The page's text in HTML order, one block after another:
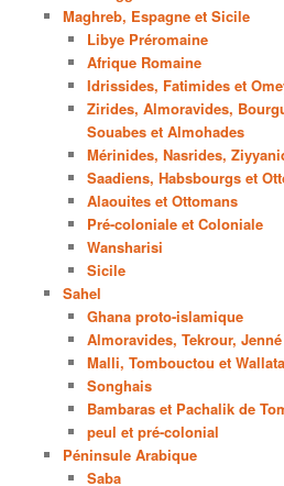
Maghreb, Espagne et Sicile
Libye Préromaine
Afrique Romaine
Idrissides, Fatimides et
Zirides, Almoravides,
Souabes et Almohades
Mérinides, Nasrides,
Saadiens, Habsbourgs et
Alaouites et Ottomans
Pré-coloniale et Coloniale
Wansharisi
Sicile
Sahel
Ghana proto-islamique
Almoravides, Tekrour,
Malli, Tombouctou et Wallata
Songhais
Bambaras et Pachalik de
peul et pré-colonial
Péninsule Arabique
Saba